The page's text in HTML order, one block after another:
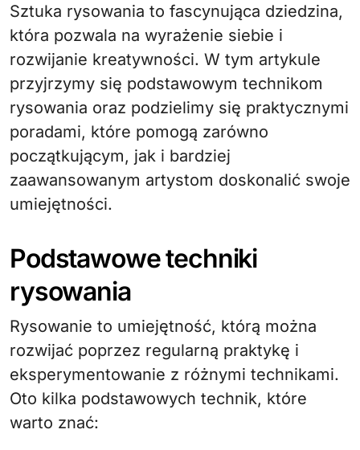
Sztuka rysowania to fascynująca dziedzina,
która pozwala na wyrażenie siebie i
rozwijanie kreatywności. W tym artykule
przyjrzymy się podstawowym technikom
rysowania oraz podzielimy się praktycznymi
poradami, które pomogą zarówno
początkującym, jak i bardziej
zaawansowanym artystom doskonalić swoje
umiejętności.
Podstawowe techniki
rysowania
Rysowanie to umiejętność, którą można
rozwijać poprzez regularną praktykę i
eksperymentowanie z różnymi technikami.
Oto kilka podstawowych technik, które
warto znać: